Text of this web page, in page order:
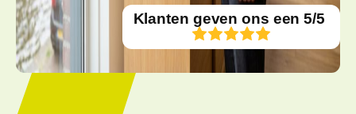
Klanten geven ons een 5/5